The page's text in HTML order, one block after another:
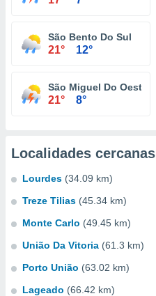
São Bento Do Sul
21° 12°
São Miguel Do Oeste
21° 8°
Localidades cercanas
Lourdes (34.09 km)
Treze Tilias (45.34 km)
Monte Carlo (49.45 km)
União Da Vitoria (61.3 km)
Porto União (63.02 km)
Lageado (66.42 km)